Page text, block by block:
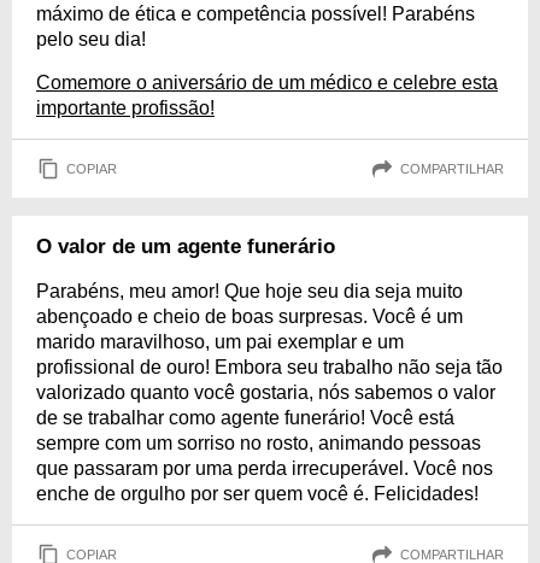
máximo de ética e competência possível! Parabéns
pelo seu dia!
Comemore o aniversário de um médico e celebre esta
importante profissão!
COPIAR COMPARTILHAR
O valor de um agente funerário
Parabéns, meu amor! Que hoje seu dia seja muito
abençoado e cheio de boas surpresas. Você é um
marido maravilhoso, um pai exemplar e um
profissional de ouro! Embora seu trabalho não seja tão
valorizado quanto você gostaria, nós sabemos o valor
de se trabalhar como agente funerário! Você está
sempre com um sorriso no rosto, animando pessoas
que passaram por uma perda irrecuperável. Você nos
enche de orgulho por ser quem você é. Felicidades!
COPIAR COMPARTILHAR